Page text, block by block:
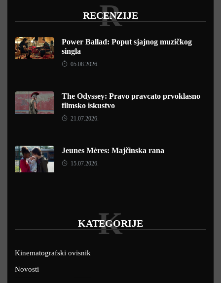
RECENZIJE
R
Power Ballad: Poput sjajnog muzičkog
singla
05.08.2026.
The Odyssey: Pravo pravcato prvoklasno
filmsko iskustvo
21.07.2026.
Jeunes Mères: Majčinska rana
15.07.2026.
KATEGORIJE
K
Kinematografski ovisnik
Novosti